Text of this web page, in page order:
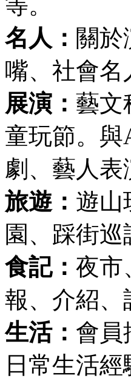
等。
名人： 關
嘴、社會
展演： 藝文
童玩節。與
劇、藝人
旅遊： 遊山
園、踩街
食記： 夜市
報、介紹、
生活： 會員
日常生活經